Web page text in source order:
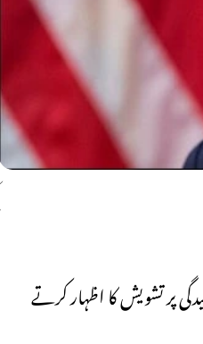
پر تشویش کا اظہار کرتے